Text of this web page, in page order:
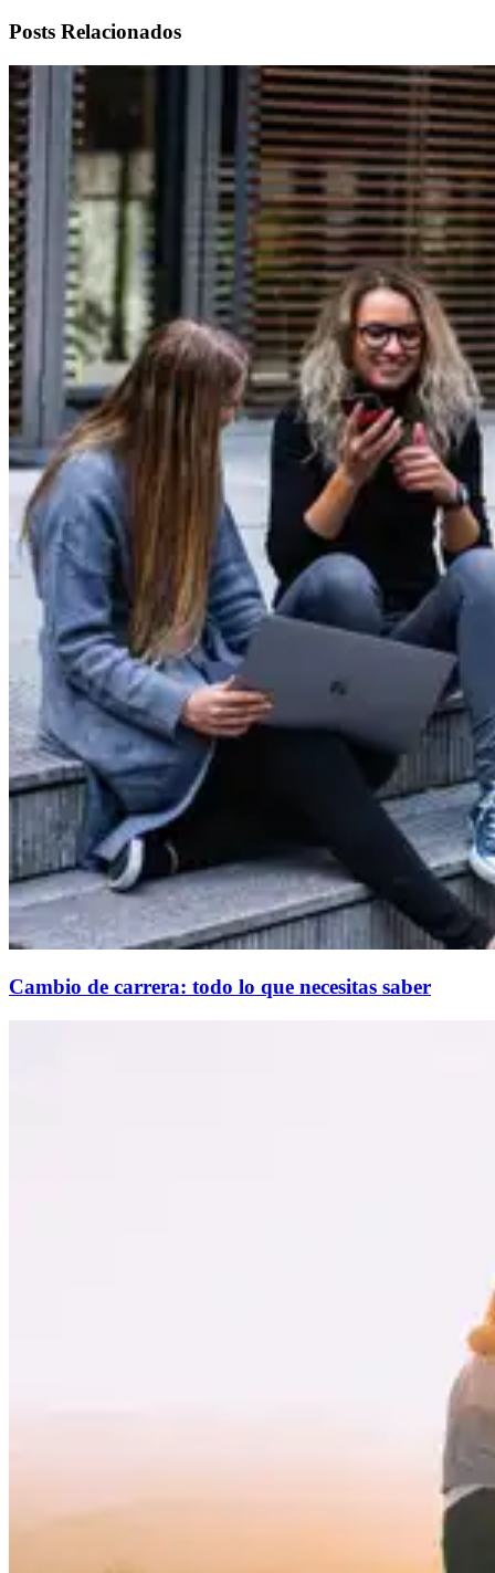
Posts Relacionados
Cambio de carrera: todo lo que necesitas saber